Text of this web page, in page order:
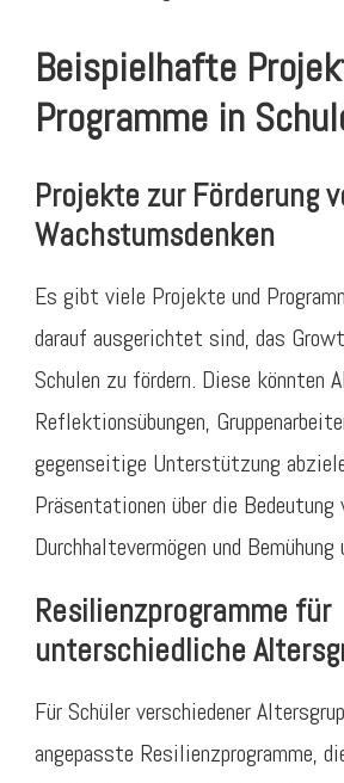
Beispielhafte
Programme in
Projekte zur Förderung
Wachstumsdenken
Es gibt viele Projekte und
darauf ausgerichtet sind, das
Schulen zu fördern. Diese
Reflektionsübungen,
gegenseitige Unterstützung
Präsentationen über die Bedeutung
Durchhaltevermögen und
Resilienzprogramme für
unterschiedliche
Für Schüler verschiedener
angepasste Resilienzprogramme,